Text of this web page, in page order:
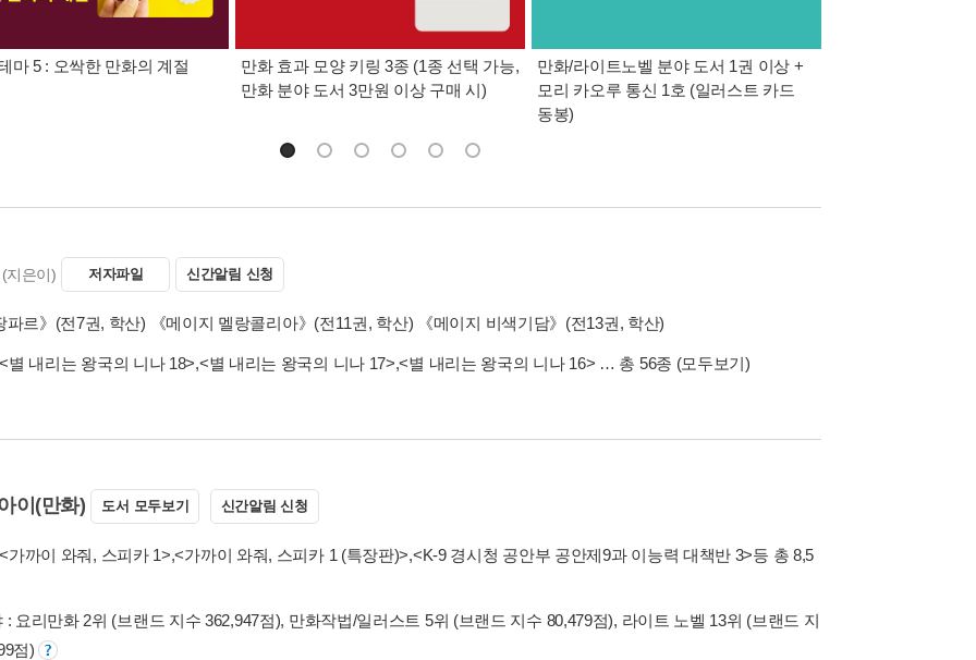
마 5 : 오싹한 만화의 계절
만화 효과 모양 키링 3종 (1종 선택 가능,
만화 분야 도서 3만원 이상 구매 시)
만화/라이트노벨 분야 도서 1권 이상 +
모리 카오루 통신 1호 (일러스트 카드
동봉)
(지은이) 저자파일 신간알림 신청
파르》(전7권, 학산) 《메이지 멜랑콜리아》(전11권, 학산) 《메이지 비색기담》(전13권, 학산)
<별 내리는 왕국의 니나 18>,<별 내리는 왕국의 니나 17>,<별 내리는 왕국의 니나 16> … 총 56종 (모두보기)
이(만화) 도서 모두보기 신간알림 신청
<가까이 와줘, 스피카 1>,<가까이 와줘, 스피카 1 (특장판)>,<K-9 경시청 공안부 공안제9과 이능력 대책반 3>등 총 8,5
: 요리만화 2위 (브랜드 지수 362,947점), 만화작법/일러스트 5위 (브랜드 지수 80,479점), 라이트 노벨 13위 (브랜드 지
점)